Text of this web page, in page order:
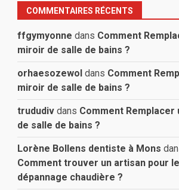
COMMENTAIRES RÉCENTS
ffgymyonne dans Comment
miroir de salle de bains ?
orhaesozewol dans Comment
miroir de salle de bains ?
trududiv dans Comment Remplacer
de salle de bains ?
Lorène Bollens dentiste à Mons
Comment trouver un artisan pour le
dépannage chaudière ?